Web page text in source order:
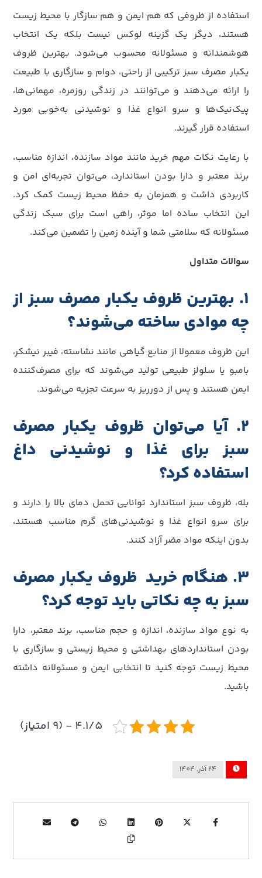
استفاده از ظروفی که هم ایمن و هم سازگار با محیط زیست
هستند، دیگر یک گزینه لوکس نیست بلکه یک انتخاب
هوشمندانه و مسئولانه محسوب می‌شود. بهترین ظروف
یکبار مصرف سبز ترکیبی از راحتی، دوام و سازگاری با طبیعت
را ارائه می‌دهند و می‌توانند در زندگی روزمره، مهمانی‌ها،
پیک‌نیک‌ها و سرو انواع غذا و نوشیدنی به‌خوبی مورد
استفاده قرار گیرند.
با رعایت نکات مهم خرید مانند مواد سازنده، اندازه مناسب،
برند معتبر و دارا بودن استاندارد، می‌توان تجربه‌ای امن و
کاربردی داشت و همزمان به حفظ محیط زیست کمک کرد.
این انتخاب ساده اما موثر، راهی است برای سبک زندگی
مسئولانه که سلامتی شما و آینده زمین را تضمین می‌کند.
سوالات متداول
1. بهترین ظروف یکبار مصرف سبز از
چه موادی ساخته می‌شوند؟
این ظروف معمولا از منابع گیاهی مانند نشاسته، فیبر نیشکر،
بامبو یا سلولز طبیعی تولید می‌شوند که برای مصرف‌کننده
ایمن هستند و پس از دورریز به سرعت تجزیه می‌شوند.
2. آیا می‌توان ظروف یکبار مصرف
سبز برای غذا و نوشیدنی داغ
استفاده کرد؟
بله، ظروف سبز استاندارد توانایی تحمل دمای بالا را دارند و
برای سرو انواع غذا و نوشیدنی‌های گرم مناسب هستند،
بدون اینکه مواد مضر آزاد کنند.
3. هنگام خرید ظروف یکبار مصرف
سبز به چه نکاتی باید توجه کرد؟
به نوع مواد سازنده، اندازه و حجم مناسب، برند معتبر، دارا
بودن استانداردهای بهداشتی و محیط زیستی و سازگاری با
محیط زیست توجه کنید تا انتخابی ایمن و مسئولانه داشته
باشید.
4.1/5 - (9 امتیاز)
24 آذر, 1404